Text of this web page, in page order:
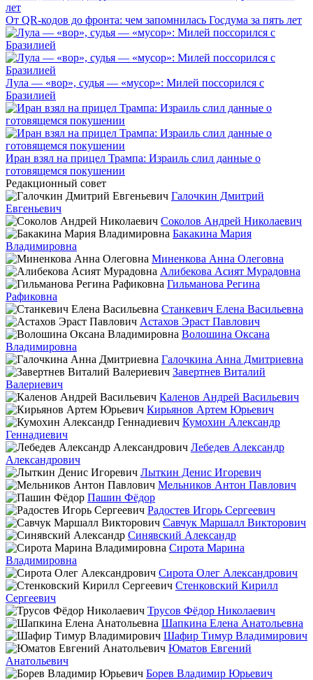
От QR-кодов до фронта: чем запомнилась Госдума за пять лет
Лула — «вор», судья — «мусор»: Милей поссорился с
Бразилией
Иран взял на прицел Трампа: Израиль слил данные о
готовящемся покушении
Редакционный совет
Галочкин Дмитрий
Евгеньевич
Соколов Андрей Николаевич
Бакакина Мария
Владимировна
Миненкова Анна Олеговна
Алибекова Асият Мурадовна
Гильманова Регина
Рафиковна
Станкевич Елена Васильевна
Астахов Эраст Павлович
Волошина Оксана
Владимировна
Галочкина Анна Дмитриевна
Завертнев Виталий
Валериевич
Каленов Андрей Васильевич
Кирьянов Артем Юрьевич
Кумохин Александр
Геннадиевич
Лебедев Александр
Александрович
Лыткин Денис Игоревич
Мельников Антон Павлович
Пашин Фёдор
Радостев Игорь Сергеевич
Савчук Маршалл Викторович
Синявский Александр
Сирота Марина
Владимировна
Сирота Олег Александрович
Стенковский Кирилл
Сергеевич
Трусов Фёдор Николаевич
Шапкина Елена Анатольевна
Шафир Тимур Владимирович
Юматов Евгений
Анатольевич
Борев Владимир Юрьевич